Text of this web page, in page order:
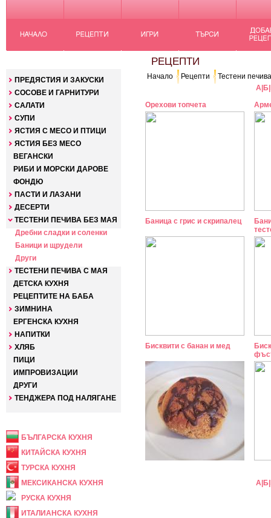
ПРЕДЯСТИЯ И ЗАКУСКИ
СОСОВЕ И ГАРНИТУРИ
САЛАТИ
СУПИ
ЯСТИЯ С МЕСО И ПТИЦИ
ЯСТИЯ БЕЗ МЕСО
ВЕГАНСКИ
РИБИ И МОРСКИ ДАРОВЕ
ФОНДЮ
ПАСТИ И ЛАЗАНИ
ДЕСЕРТИ
ТЕСТЕНИ ПЕЧИВА БЕЗ МАЯ
Дребни сладки и соленки
Баници и щрудели
Други
ТЕСТЕНИ ПЕЧИВА С МАЯ
ДЕТСКА КУХНЯ
РЕЦЕПТИТЕ НА БАБА
ЗИМНИНА
ЕРГЕНСКА КУХНЯ
НАПИТКИ
ХЛЯБ
ПИЦИ
ИМПРОВИЗАЦИИ
ДРУГИ
ТЕНДЖЕРА ПОД НАЛЯГАНЕ
БЪЛГАРСКА КУХНЯ
КИТАЙСКА КУХНЯ
ТУРСКА КУХНЯ
МЕКСИКАНСКА КУХНЯ
РУСКА КУХНЯ
ИТАЛИАНСКА КУХНЯ
РЕЦЕПТИ
Начало Рецепти
Тестени
А Б
Орехови топчета
Баница с грис и скрипалец
Бисквити с банан и мед
А Б